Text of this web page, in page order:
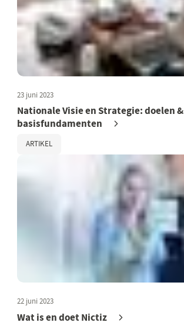
23 juni 2023
Nationale Visie en Strategie: doelen &
basisfundamenten
ARTIKEL
22 juni 2023
Wat is en doet Nictiz